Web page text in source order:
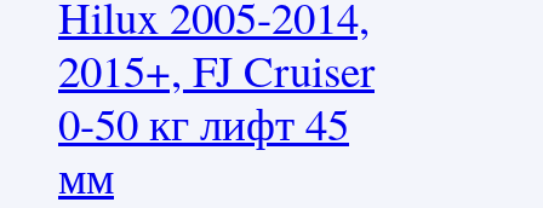
Hilux 2005-2014,
2015+, FJ Cruiser
0-50 кг лифт 45
мм